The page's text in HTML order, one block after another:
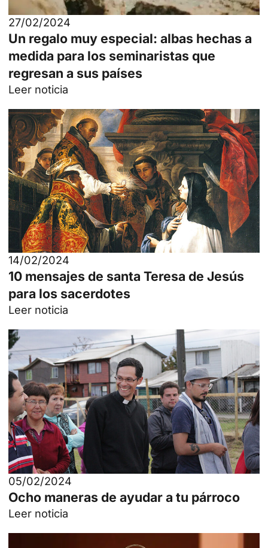
27/02/2024
Un regalo muy especial: albas hechas a
medida para los seminaristas que
regresan a sus países
Leer noticia
14/02/2024
10 mensajes de santa Teresa de Jesús
para los sacerdotes
Leer noticia
05/02/2024
Ocho maneras de ayudar a tu párroco
Leer noticia